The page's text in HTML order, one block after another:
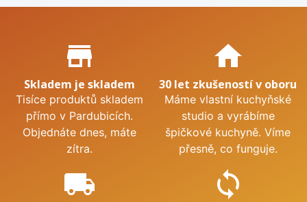
Proč nakupovat u nás?
store_mall_directory
Skladem je skladem
Tisíce produktů skladem
přímo v Pardubicích.
Objednáte dnes, máte
zítra.
home
30 let zkušeností v oboru
Máme vlastní kuchyňské
studio a vyrábíme
špičkové kuchyně. Víme
přesně, co funguje.
local_shipping sync